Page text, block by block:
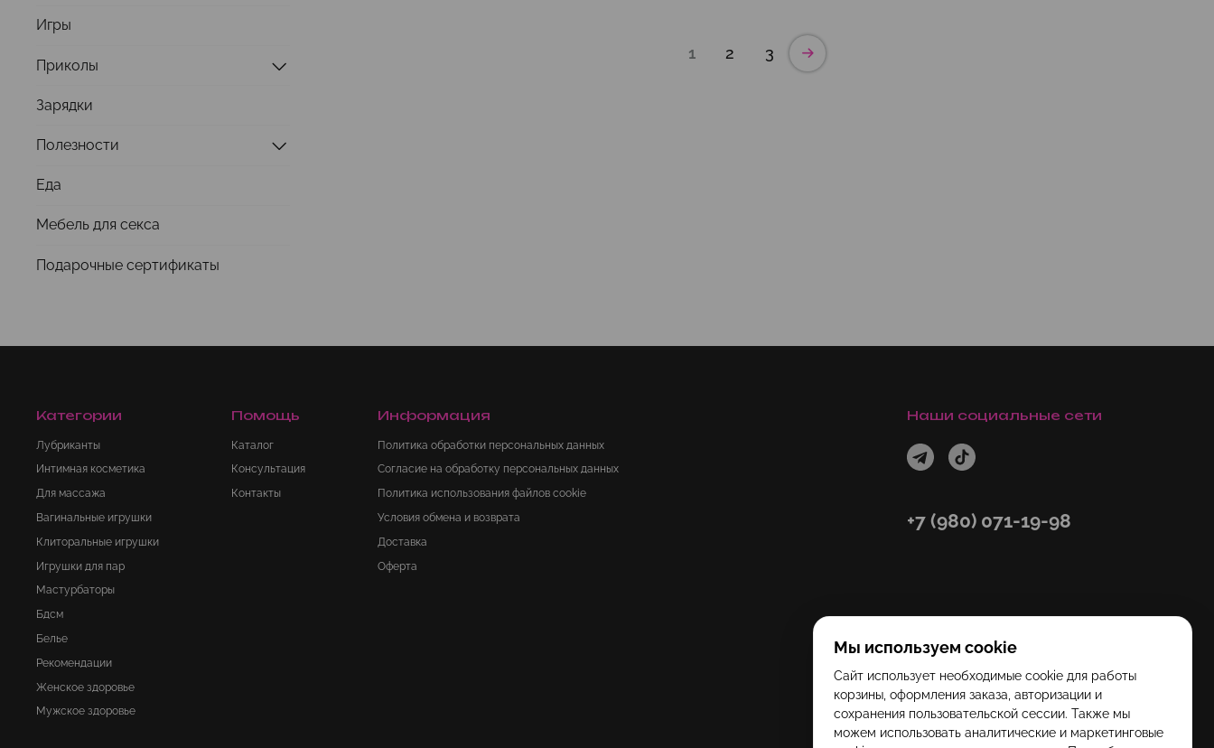
1 2 3
Игры
Приколы
Зарядки
Полезности
Еда
Мебель для секса
Подарочные сертификаты
Категории
Лубриканты
Интимная косметика
Для массажа
Вагинальные игрушки
Клиторальные игрушки
Игрушки для пар
Мастурбаторы
Бдсм
Белье
Рекомендации
Женское здоровье
Мужское здоровье
Помощь
Каталог
Консультация
Контакты
Информация
Политика обработки персональных данных
Согласие на обработку персональных данных
Политика использования файлов cookie
Условия обмена и возврата
Доставка
Оферта
Наши социальные сети
+7 (980) 071-19-98
Мы используем cookie
Сайт использует необходимые cookie для работы
корзины, оформления заказа, авторизации и
сохранения пользовательской сессии. Также мы
можем использовать аналитические и маркетинговые